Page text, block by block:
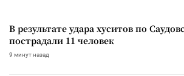
В результате удара хуситов по
пострадали 11 человек
9 минут назад